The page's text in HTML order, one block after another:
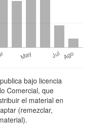
bajo licencia
Comercial, que
el material en
(remezclar,